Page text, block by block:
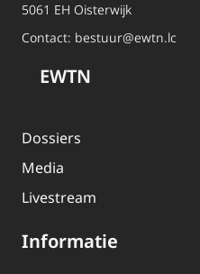
5061 EH Oisterwijk
Contact: bestuur@ewtn.lc
EWTN
Dossiers
Media
Livestream
Informatie